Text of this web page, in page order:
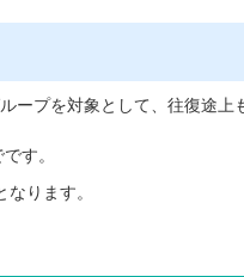
ープを対象として、往復途上
す。
ります。